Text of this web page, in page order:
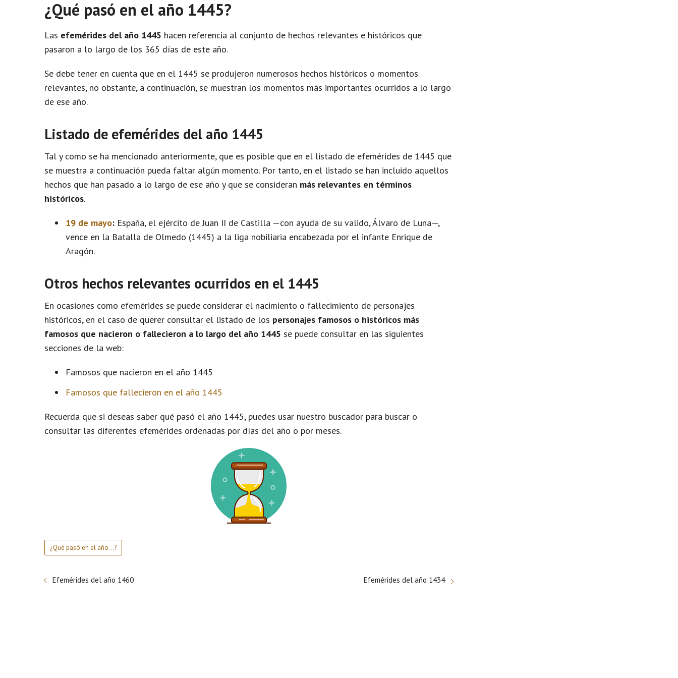
¿Qué pasó en el año 1445?
Las efemérides del año 1445 hacen referencia al conjunto de hechos relevantes e históricos que
pasaron a lo largo de los 365 días de este año.
Se debe tener en cuenta que en el 1445 se produjeron numerosos hechos históricos o momentos
relevantes, no obstante, a continuación, se muestran los momentos más importantes ocurridos a lo largo
de ese año.
Listado de efemérides del año 1445
Tal y como se ha mencionado anteriormente, que es posible que en el listado de efemérides de 1445 que
se muestra a continuación pueda faltar algún momento. Por tanto, en el listado se han incluido aquellos
hechos que han pasado a lo largo de ese año y que se consideran más relevantes en términos
históricos.
19 de mayo: España, el ejército de Juan II de Castilla —con ayuda de su valido, Álvaro de Luna—,
vence en la Batalla de Olmedo (1445) a la liga nobiliaria encabezada por el infante Enrique de
Aragón.
Otros hechos relevantes ocurridos en el 1445
En ocasiones como efemérides se puede considerar el nacimiento o fallecimiento de personajes
históricos, en el caso de querer consultar el listado de los personajes famosos o históricos más
famosos que nacieron o fallecieron a lo largo del año 1445 se puede consultar en las siguientes
secciones de la web:
Famosos que nacieron en el año 1445
Famosos que fallecieron en el año 1445
Recuerda que si deseas saber qué pasó el año 1445, puedes usar nuestro buscador para buscar o
consultar las diferentes efemérides ordenadas por días del año o por meses.
¿Qué pasó en el año...?
Efemérides del año 1460 Efemérides del año 1434